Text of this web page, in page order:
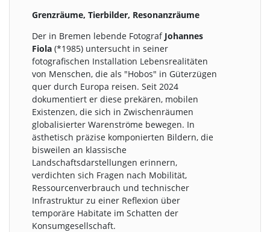
Grenzräume, Tierbilder, Resonanzräume
Der in Bremen lebende Fotograf Johannes
Fiola (*1985) untersucht in seiner
fotografischen Installation Lebensrealitäten
von Menschen, die als "Hobos" in Güterzügen
quer durch Europa reisen. Seit 2024
dokumentiert er diese prekären, mobilen
Existenzen, die sich in Zwischenräumen
globalisierter Warenströme bewegen. In
ästhetisch präzise komponierten Bildern, die
bisweilen an klassische
Landschaftsdarstellungen erinnern,
verdichten sich Fragen nach Mobilität,
Ressourcenverbrauch und technischer
Infrastruktur zu einer Reflexion über
temporäre Habitate im Schatten der
Konsumgesellschaft.